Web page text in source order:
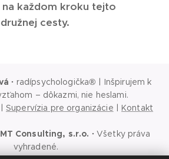
každom kroku tejto
cesty.
· radípsychologička® | Inšpirujem k
– dôkazmi, nie heslami.
|Supervízia pre organizácie Kontakt
Consulting, s.r.o. · Všetky práva
vyhradené.